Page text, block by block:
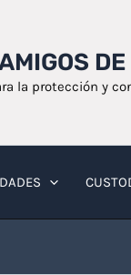
la protección y